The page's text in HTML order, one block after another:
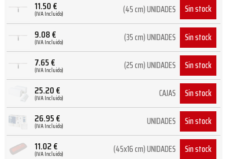
11.50€
(IVA Incluido) (45 cm) UNIDADES Sin stock
9.08€
(IVA Incluido) (35 cm) UNIDADES Sin stock
7.65€
(IVA Incluido) (25 cm) UNIDADES Sin stock
25.20€
(IVA Incluido) CAJAS Sin stock
26.95€
(IVA Incluido) UNIDADES Sin stock
11.02€
(IVA Incluido) (45x16 cm) UNIDADES Sin stock